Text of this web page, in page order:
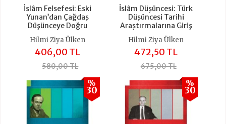
İslâm Felsefesi: Eski
Yunan’dan Çağdaş
Düşünceye Doğru
Hilmi Ziya Ülken
406,00 TL
580,00 TL
İslâm Düşüncesi: Türk
Düşüncesi Tarihi
Araştırmalarına Giriş
Hilmi Ziya Ülken
472,50 TL
675,00 TL
%
30
%
30